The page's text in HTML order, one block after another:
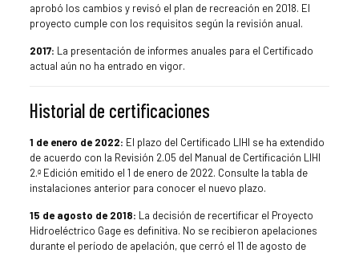
aprobó los cambios y revisó el plan de recreación en 2018. El
proyecto cumple con los requisitos según la revisión anual.
2017: La presentación de informes anuales para el Certificado
actual aún no ha entrado en vigor.
Historial de certificaciones
1 de enero de 2022: El plazo del Certificado LIHI se ha extendido
de acuerdo con la Revisión 2.05 del Manual de Certificación LIHI
2.ª Edición emitido el 1 de enero de 2022. Consulte la tabla de
instalaciones anterior para conocer el nuevo plazo.
15 de agosto de 2018: La decisión de recertificar el Proyecto
Hidroeléctrico Gage es definitiva. No se recibieron apelaciones
durante el período de apelación, que cerró el 11 de agosto de